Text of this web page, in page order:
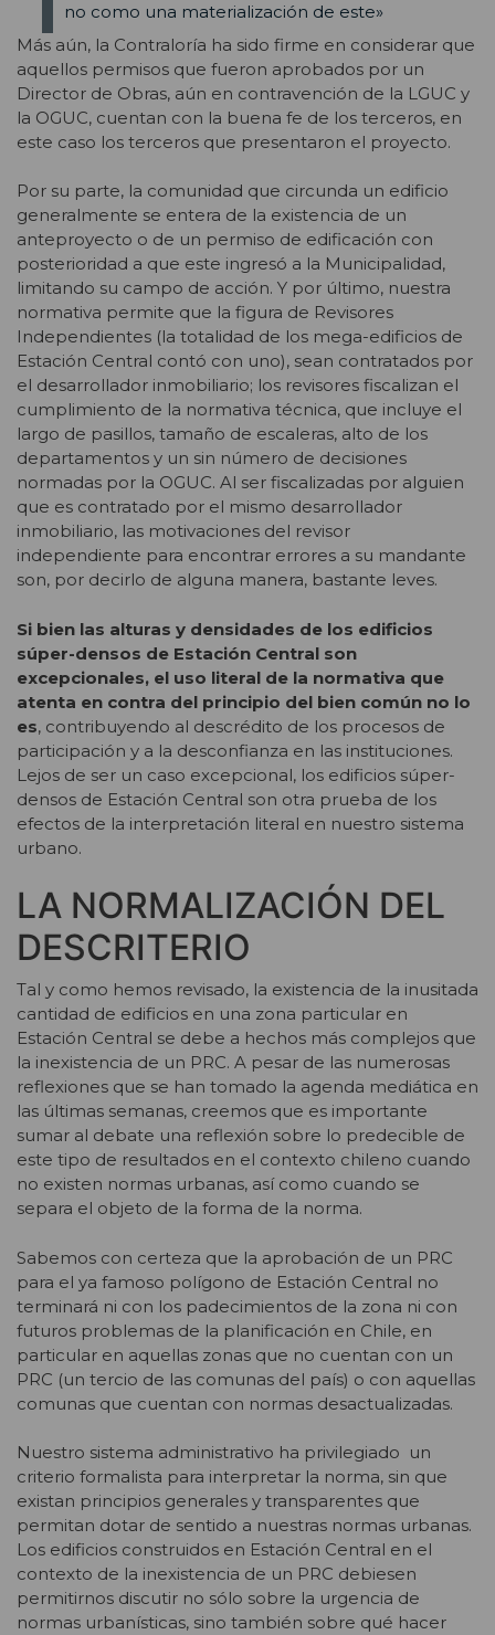
no como una materialización de este»
Más aún, la Contraloría ha sido firme en considerar que
aquellos permisos que fueron aprobados por un
Director de Obras, aún en contravención de la LGUC y
la OGUC, cuentan con la buena fe de los terceros, en
este caso los terceros que presentaron el proyecto.
Por su parte, la comunidad que circunda un edificio
generalmente se entera de la existencia de un
anteproyecto o de un permiso de edificación con
posterioridad a que este ingresó a la Municipalidad,
limitando su campo de acción. Y por último, nuestra
normativa permite que la figura de Revisores
Independientes (la totalidad de los mega-edificios de
Estación Central contó con uno), sean contratados por
el desarrollador inmobiliario; los revisores fiscalizan el
cumplimiento de la normativa técnica, que incluye el
largo de pasillos, tamaño de escaleras, alto de los
departamentos y un sin número de decisiones
normadas por la OGUC. Al ser fiscalizadas por alguien
que es contratado por el mismo desarrollador
inmobiliario, las motivaciones del revisor
independiente para encontrar errores a su mandante
son, por decirlo de alguna manera, bastante leves.
Si bien las alturas y densidades de los edificios
súper-densos de Estación Central son
excepcionales, el uso literal de la normativa que
atenta en contra del principio del bien común no lo
es, contribuyendo al descrédito de los procesos de
participación y a la desconfianza en las instituciones.
Lejos de ser un caso excepcional, los edificios súper-
densos de Estación Central son otra prueba de los
efectos de la interpretación literal en nuestro sistema
urbano.
LA NORMALIZACIÓN DEL
DESCRITERIO
Tal y como hemos revisado, la existencia de la inusitada
cantidad de edificios en una zona particular en
Estación Central se debe a hechos más complejos que
la inexistencia de un PRC. A pesar de las numerosas
reflexiones que se han tomado la agenda mediática en
las últimas semanas, creemos que es importante
sumar al debate una reflexión sobre lo predecible de
este tipo de resultados en el contexto chileno cuando
no existen normas urbanas, así como cuando se
separa el objeto de la forma de la norma.
Sabemos con certeza que la aprobación de un PRC
para el ya famoso polígono de Estación Central no
terminará ni con los padecimientos de la zona ni con
futuros problemas de la planificación en Chile, en
particular en aquellas zonas que no cuentan con un
PRC (un tercio de las comunas del país) o con aquellas
comunas que cuentan con normas desactualizadas.
Nuestro sistema administrativo ha privilegiado un
criterio formalista para interpretar la norma, sin que
existan principios generales y transparentes que
permitan dotar de sentido a nuestras normas urbanas.
Los edificios construidos en Estación Central en el
contexto de la inexistencia de un PRC debiesen
permitirnos discutir no sólo sobre la urgencia de
normas urbanísticas, sino también sobre qué hacer